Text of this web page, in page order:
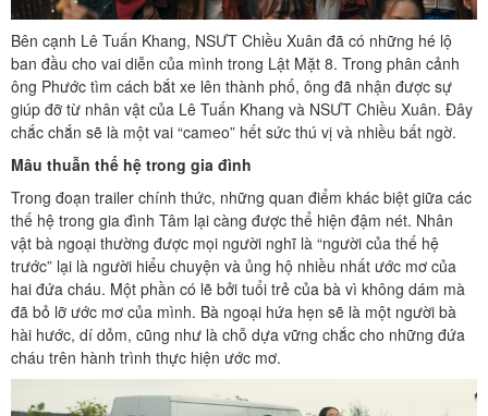
Bên cạnh Lê Tuấn Khang, NSƯT Chiều Xuân đã có những hé lộ
ban đầu cho vai diễn của mình trong Lật Mặt 8. Trong phân cảnh
ông Phước tìm cách bắt xe lên thành phố, ông đã nhận được sự
giúp đỡ từ nhân vật của Lê Tuấn Khang và NSƯT Chiều Xuân. Đây
chắc chắn sẽ là một vai “cameo” hết sức thú vị và nhiều bất ngờ.
Mâu thuẫn thế hệ trong gia đình
Trong đoạn trailer chính thức, những quan điểm khác biệt giữa các
thế hệ trong gia đình Tâm lại càng được thể hiện đậm nét. Nhân
vật bà ngoại thường được mọi người nghĩ là “người của thế hệ
trước” lại là người hiểu chuyện và ủng hộ nhiều nhất ước mơ của
hai đứa cháu. Một phần có lẽ bởi tuổi trẻ của bà vì không dám mà
đã bỏ lỡ ước mơ của mình. Bà ngoại hứa hẹn sẽ là một người bà
hài hước, dí dỏm, cũng như là chỗ dựa vững chắc cho những đứa
cháu trên hành trình thực hiện ước mơ.